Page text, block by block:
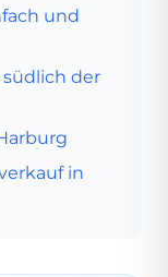
und
südlich der
in